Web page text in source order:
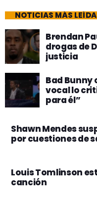
NOTICIAS MÁS
Brendan
drogas de
justicia
Bad Bunny
vocal lo
para él”
Shawn Mendes
por cuestiones de
Louis Tomlinson
canción